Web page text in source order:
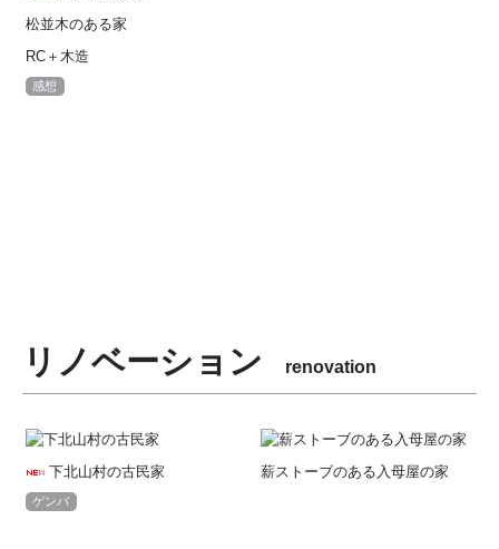
松並木のある家
RC＋木造
感想
リノベーション renovation
下北山村の古民家
ゲンバ
薪ストーブのある入母屋の家